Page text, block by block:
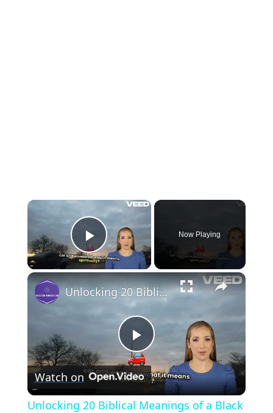
×
Play Video
Now Playing
×
Play
Video
Unlocking 20 Biblical Meanings of a Black Car in Dreams
Watch on
Unlocking 20 Biblical Meanings of a Black